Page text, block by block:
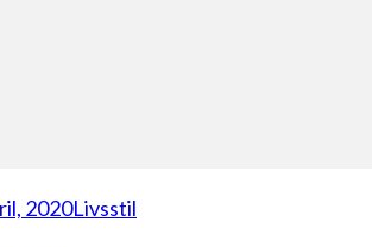
2020Livsstil